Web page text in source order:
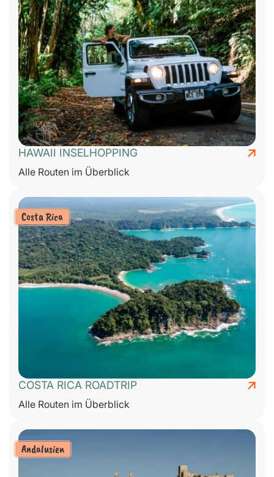
HAWAII INSELHOPPING
Alle Routen im Überblick
Costa Rica
COSTA RICA ROADTRIP
Alle Routen im Überblick
Andalusien